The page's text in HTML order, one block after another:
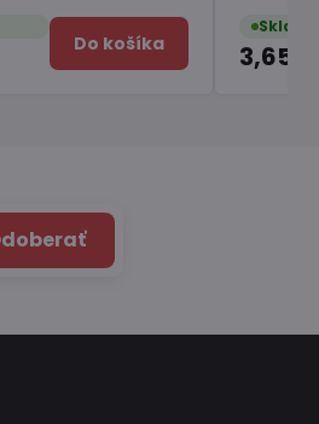
Do košíka